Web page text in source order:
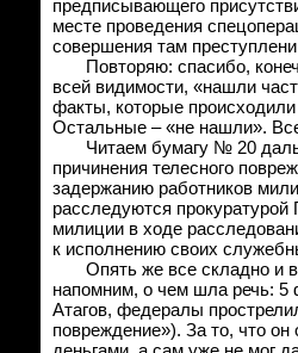
предписывающего
месте проведения
совершения там
Повторяю: спасибо,
всей видимости, «нашли
факты, которые происходили
Остальные – «не нашли».
Читаем бумагу № 20
причинения телесного
задержанию работников
расследуются прокуратурой
милиции в ходе
к исполнению своих
Опять же все складно и
напомним, о чем шла речь: 5
Атагов, федералы
повреждение»). За то, что он